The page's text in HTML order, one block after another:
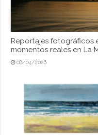
Reportajes fotográficos
momentos reales en La
08/04/2026